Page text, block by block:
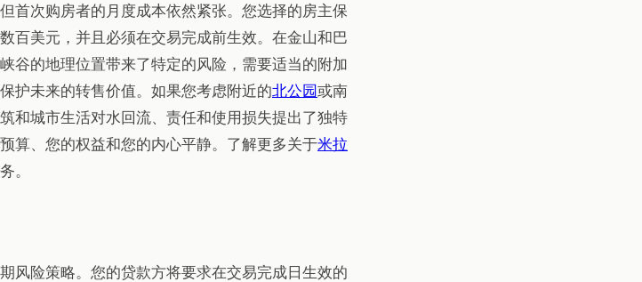
首次购房者的月度成本依然紧张。您选择的房主保
百美元，并且必须在交易完成前生效。在金山和巴
谷的地理位置带来了特定的风险，需要适当的附加
护未来的转售价值。如果您考虑附近的北公园或南
和城市生活对水回流、责任和使用损失提出了独特
算、您的权益和您的内心平静。了解更多关于米拉
。
风险策略。您的贷款方将要求在交易完成日生效的